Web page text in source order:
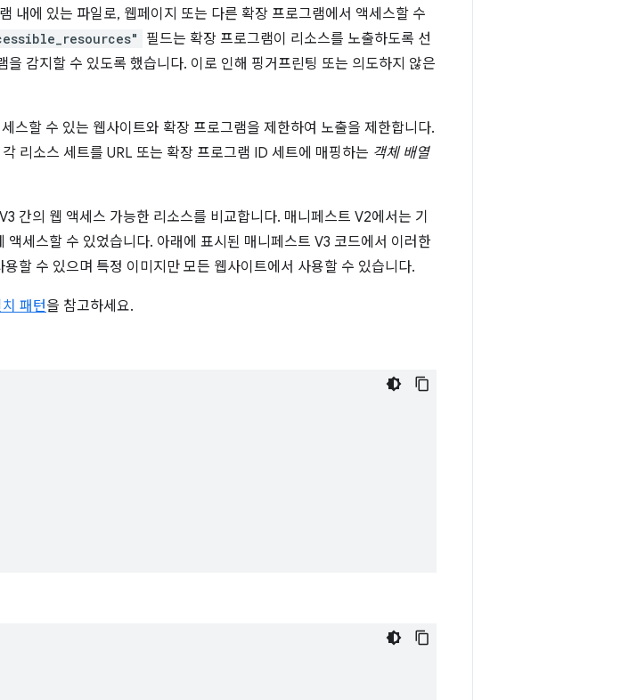
내에 있는 파일로, 웹페이지 또는 다른 확장 프로그램에서 액세스할 수
필드는 확장 프로그램이 리소스를 노출하도록 선
감지할 수 있도록 했습니다. 이로 인해 핑거프린팅 또는 의도하지 않은
스할 수 있는 웹사이트와 확장 프로그램을 제한하여 노출을 제한합니다.
리소스 세트를 URL 또는 확장 프로그램 ID 세트에 매핑하는 객체 배열
간의 웹 액세스 가능한 리소스를 비교합니다. 매니페스트 V2에서는 기
세스할 수 있었습니다. 아래에 표시된 매니페스트 V3 코드에서 이러한
용할 수 있으며 특정 이미지만 모든 웹사이트에서 사용할 수 있습니다.
패턴을 참고하세요.